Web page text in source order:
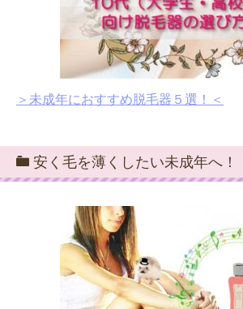
＞未成年におすすめ脱毛器５選！＜
安く毛を薄くしたい未成年へ！